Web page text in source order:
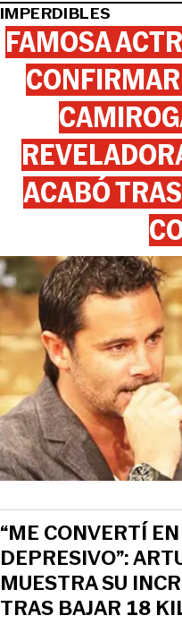
IMPERDIBLES
FAMOSA
ACABÓ
“ME CONVERTÍ
DEPRESIVO”:
MUESTRA SU
TRAS BAJAR 18